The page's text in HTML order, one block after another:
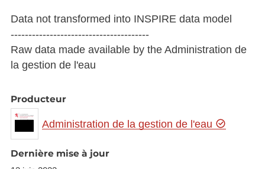
Data not transformed into INSPIRE data model
---------------------------------------
Raw data made available by the Administration de
la gestion de l'eau
Producteur
Administration de la gestion de l'eau
Dernière mise à jour